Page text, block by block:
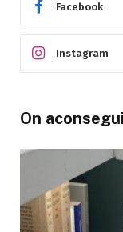
Facebook
Instagram
On